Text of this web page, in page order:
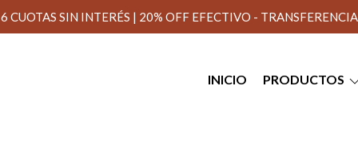
6 CUOTAS SIN INTERÉS | 20% OFF EFECTIVO - TRANSFERENCIA
INICIO PRODUCTOS